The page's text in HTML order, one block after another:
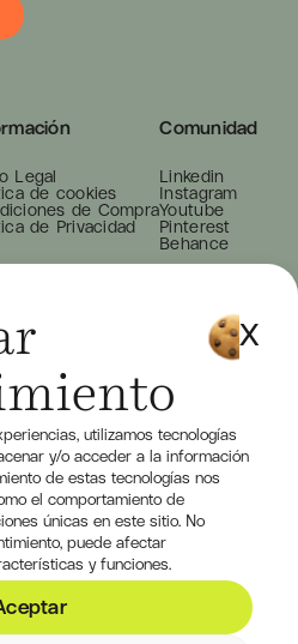
utilizamos tecnologías
y/o acceder a la información
de estas tecnologías nos
el comportamiento de
únicas en este sitio. No
puede afectar
y funciones.
Legal
de cookies
de Compra
de Privacidad
Comunidad
Linkedin
Instagram
Youtube
Pinterest
Behance